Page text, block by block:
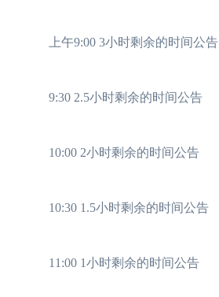
上午9:00 3小时剩余的时间公告
9:30 2.5小时剩余的时间公告
10:00 2小时剩余的时间公告
10:30 1.5小时剩余的时间公告
11:00 1小时剩余的时间公告